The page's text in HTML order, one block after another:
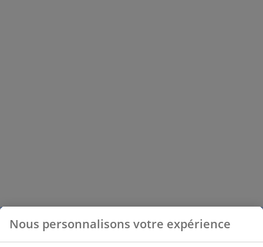
Nous personnalisons votre expérience